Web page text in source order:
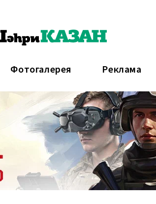
Фотогалерея Реклама